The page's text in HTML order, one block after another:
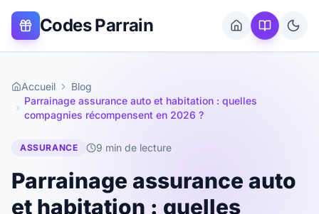
Codes Parrain
Accueil
Blog
Parrainage assurance auto et habitation : quelles
compagnies récompensent en 2026 ?
ASSURANCE 9 min de lecture
Parrainage assurance auto
et habitation : quelles